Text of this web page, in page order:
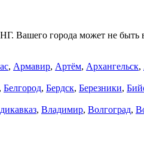
Вашего города может не быть
, Армавир, Артём, Архангельск,
, Белгород, Бердск, Березники,
, Владимир, Волгоград,